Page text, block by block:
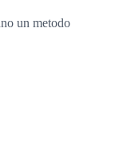
un metodo